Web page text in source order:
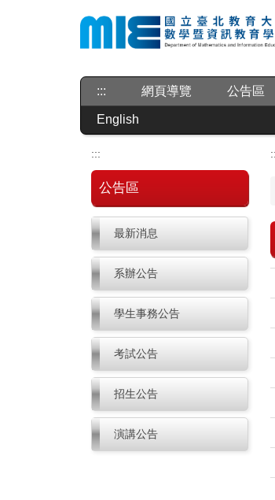
::: 網頁導覽 公告區
English
:::
公告區
最新消息
系辦公告
學生事務公告
考試公告
招生公告
演講公告